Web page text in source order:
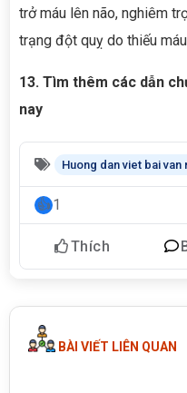
trở máu lên não, nghiêm
trạng đột quỵ do thiếu
13. Tìm thêm các dẫn
nay
Huong dan viet bai van
1
Thích
BÀI VIẾT LIÊN QUAN